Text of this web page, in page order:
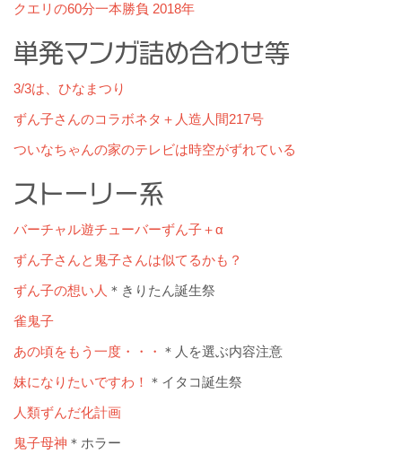
クエリの60分一本勝負 2018年
単発マンガ詰め合わせ等
3/3は、ひなまつり
ずん子さんのコラボネタ＋人造人間217号
ついなちゃんの家のテレビは時空がずれている
ストーリー系
バーチャル遊チューバーずん子＋α
ずん子さんと鬼子さんは似てるかも？
ずん子の想い人 ＊きりたん誕生祭
雀鬼子
あの頃をもう一度・・・ ＊人を選ぶ内容注意
妹になりたいですわ！ ＊イタコ誕生祭
人類ずんだ化計画
鬼子母神 ＊ホラー